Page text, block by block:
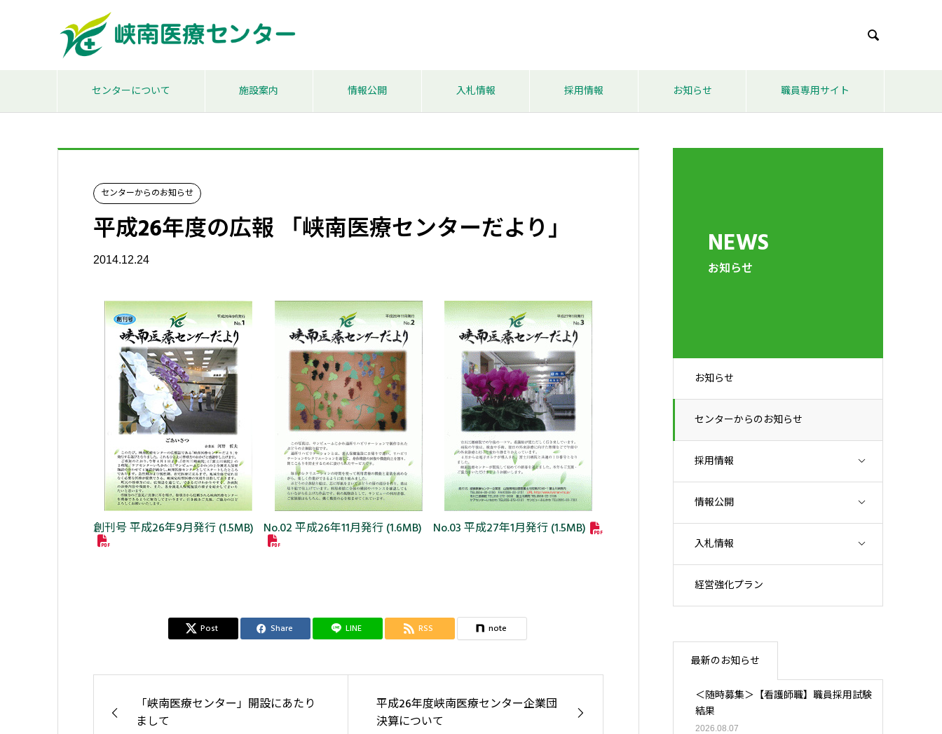

センターについて 施設案内 情報公開 入札情報 採用情報 お知らせ 職員専用サイト
NEWS
お知らせ
お知らせ
センターからのお知らせ
採用情報
情報公開
入札情報
経営強化プラン
センターからのお知らせ
平成26年度の広報 「峡南医療センターだより」
2014.12.24
創刊号 平成26年9月発行 (1.5MB) No.02 平成26年11月発行 (1.6MB) No.03 平成27年1月発行 (1.5MB)
Post Share LINE RSS note
「峡南医療センター」開設にあたり
まして
平成26年度峡南医療センター企業団
決算について
最新のお知らせ
＜随時募集＞【看護師職】職員採用試験
結果
2026.08.07